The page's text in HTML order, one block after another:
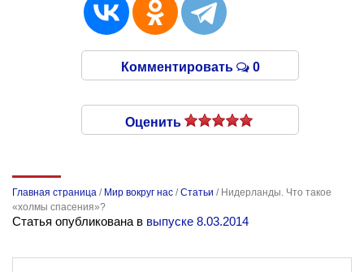
Комментировать 0
Оценить
Главная страница / Мир вокруг нас /Статьи / Нидерланды. Что такое
«холмы спасения»?
Статья опубликована в выпуске 8.03.2014